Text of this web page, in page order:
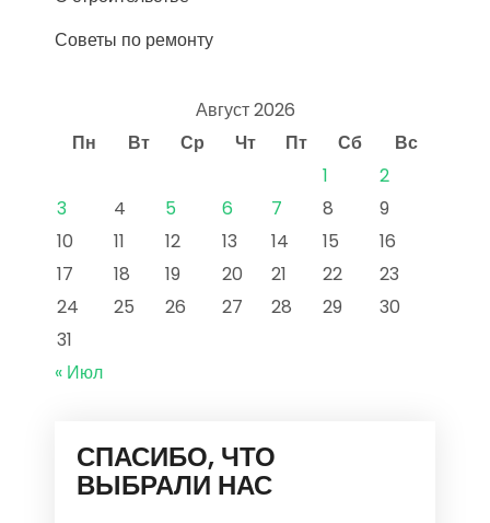
Советы по ремонту
Август 2026
Пн
Вт Ср Чт Пт Сб
Вс
1
2
3
4 5 6 7 8
9
10
11 12 13 14 15
16
17
18 19 20 21 22
23
24
25 26 27 28 29
30
31
« Июл
СПАСИБО, ЧТО
ВЫБРАЛИ НАС